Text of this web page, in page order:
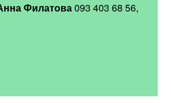
Филатова093 403 68 56,